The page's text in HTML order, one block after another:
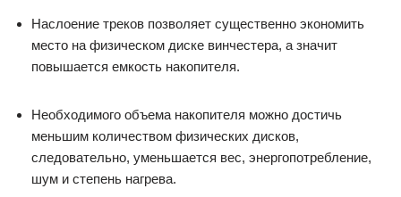
Наслоение треков позволяет существенно экономить
место на физическом диске винчестера, а значит
повышается емкость накопителя.
Необходимого объема накопителя можно достичь
меньшим количеством физических дисков,
следовательно, уменьшается вес, энергопотребление,
шум и степень нагрева.